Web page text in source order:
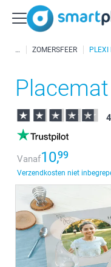
ZOMERSFEER PLEXI
Placemat
Vanaf10,99
Verzendkosten niet